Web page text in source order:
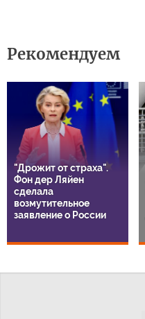
Рекомендуем
"Дрожит от страха".
Фон дер Ляйен
сделала
возмутительное
заявление о России